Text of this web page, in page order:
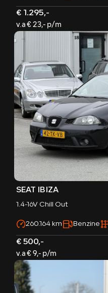
€ 1.295,-
v.a € 23,- p/m
SEAT IBIZA
1.4-16V Chill Out
260.164 km Benzine
€ 500,-
v.a € 9,- p/m